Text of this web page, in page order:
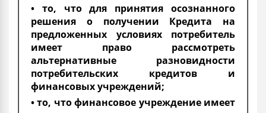
• то, что для принятия осознанного
решения о получении Кредита на
предложенных условиях потребитель
имеет право рассмотреть
альтернативные разновидности
потребительских кредитов и
финансовых учреждений;
• то, что финансовое учреждение имеет